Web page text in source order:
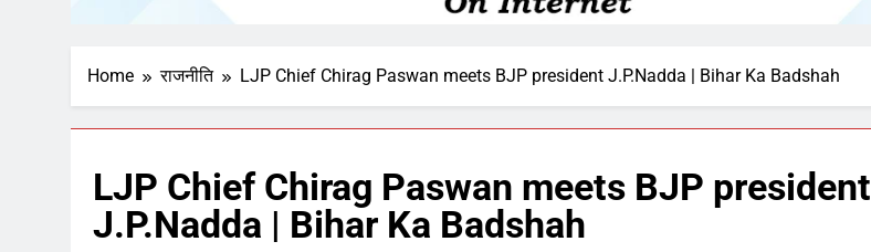
Home राजनीति LJP Chief Chirag Paswan meets BJP president J.P.Nadda | Bihar Ka Badshah
LJP Chief Chirag Paswan meets BJP president
J.P.Nadda | Bihar Ka Badshah